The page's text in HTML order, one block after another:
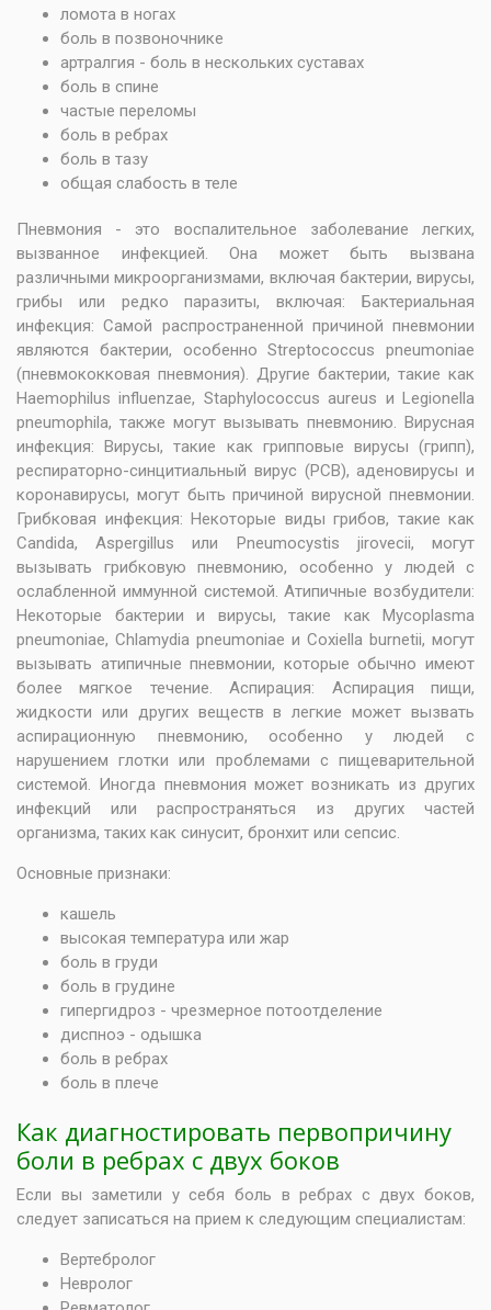
ломота в ногах
боль в позвоночнике
артралгия - боль в нескольких суставах
боль в спине
частые переломы
боль в ребрах
боль в тазу
общая слабость в теле
Пневмония - это воспалительное заболевание легких,
вызванное инфекцией. Она может быть вызвана
различными микроорганизмами, включая бактерии, вирусы,
грибы или редко паразиты, включая: Бактериальная
инфекция: Самой распространенной причиной пневмонии
являются бактерии, особенно Streptococcus pneumoniae
(пневмококковая пневмония). Другие бактерии, такие как
Haemophilus influenzae, Staphylococcus aureus и Legionella
pneumophila, также могут вызывать пневмонию. Вирусная
инфекция: Вирусы, такие как грипповые вирусы (грипп),
респираторно-синцитиальный вирус (РСВ), аденовирусы и
коронавирусы, могут быть причиной вирусной пневмонии.
Грибковая инфекция: Некоторые виды грибов, такие как
Candida, Aspergillus или Pneumocystis jirovecii, могут
вызывать грибковую пневмонию, особенно у людей с
ослабленной иммунной системой. Атипичные возбудители:
Некоторые бактерии и вирусы, такие как Mycoplasma
pneumoniae, Chlamydia pneumoniae и Coxiella burnetii, могут
вызывать атипичные пневмонии, которые обычно имеют
более мягкое течение. Аспирация: Аспирация пищи,
жидкости или других веществ в легкие может вызвать
аспирационную пневмонию, особенно у людей с
нарушением глотки или проблемами с пищеварительной
системой. Иногда пневмония может возникать из других
инфекций или распространяться из других частей
организма, таких как синусит, бронхит или сепсис.
Основные признаки:
кашель
высокая температура или жар
боль в груди
боль в грудине
гипергидроз - чрезмерное потоотделение
диспноэ - одышка
боль в ребрах
боль в плече
Как диагностировать первопричину
боли в ребрах с двух боков
Если вы заметили у себя боль в ребрах с двух боков,
следует записаться на прием к следующим специалистам:
Вертебролог
Невролог